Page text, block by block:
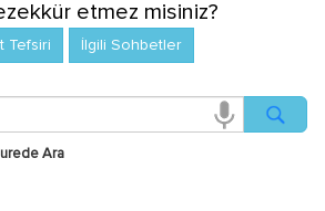
etmez misiniz?
Tefsiri İlgili Sohbetler
Ara